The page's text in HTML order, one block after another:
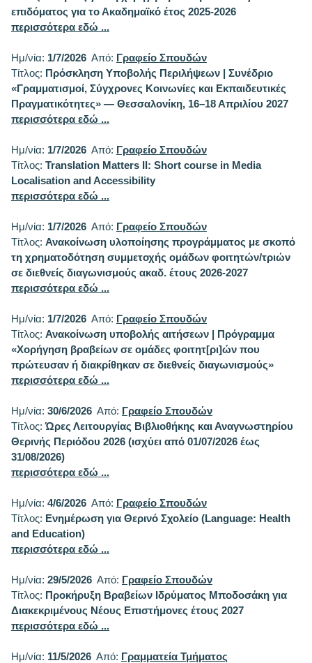
επιδόματος για το Ακαδημαϊκό έτος 2025-2026
περισσότερα εδώ ...
Ημ/νία: 1/7/2026 Από: Γραφείο Σπουδών
Τίτλος: Πρόσκληση Υποβολής Περιλήψεων | Συνέδριο
«Γραμματισμοί, Σύγχρονες Κοινωνίες και Εκπαιδευτικές
Πραγματικότητες» — Θεσσαλονίκη, 16–18 Απριλίου 2027
περισσότερα εδώ ...
Ημ/νία: 1/7/2026 Από: Γραφείο Σπουδών
Τίτλος: Translation Matters II: Short course in Media
Localisation and Accessibility
περισσότερα εδώ ...
Ημ/νία: 1/7/2026 Από: Γραφείο Σπουδών
Τίτλος: Ανακοίνωση υλοποίησης προγράμματος με σκοπό
τη χρηματοδότηση συμμετοχής ομάδων φοιτητών/τριών
σε διεθνείς διαγωνισμούς ακαδ. έτους 2026-2027
περισσότερα εδώ ...
Ημ/νία: 1/7/2026 Από: Γραφείο Σπουδών
Τίτλος: Ανακοίνωση υποβολής αιτήσεων | Πρόγραμμα
«Χορήγηση βραβείων σε ομάδες φοιτητ[ρι]ών που
πρώτευσαν ή διακρίθηκαν σε διεθνείς διαγωνισμούς»
περισσότερα εδώ ...
Ημ/νία: 30/6/2026 Από: Γραφείο Σπουδών
Τίτλος:Ώρες Λειτουργίας Βιβλιοθήκης και Αναγνωστηρίου
Θερινής Περιόδου 2026 (ισχύει από 01/07/2026 έως
31/08/2026)
περισσότερα εδώ ...
Ημ/νία: 4/6/2026 Από: Γραφείο Σπουδών
Τίτλος: Ενημέρωση για Θερινό Σχολείο (Language: Health
and Education)
περισσότερα εδώ ...
Ημ/νία: 29/5/2026 Από: Γραφείο Σπουδών
Τίτλος: Προκήρυξη Βραβείων Ιδρύματος Μποδοσάκη για
Διακεκριμένους Νέους Επιστήμονες έτους 2027
περισσότερα εδώ ...
Ημ/νία: 11/5/2026 Από: Γραμματεία Τμήματος